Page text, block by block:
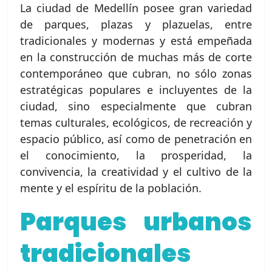
La ciudad de Medellín posee gran variedad
de parques, plazas y plazuelas, entre
tradicionales y modernas y está empeñada
en la construcción de muchas más de corte
contemporáneo que cubran, no sólo zonas
estratégicas populares e incluyentes de la
ciudad, sino especialmente que cubran
temas culturales, ecológicos, de recreación y
espacio público, así como de penetración en
el conocimiento, la prosperidad, la
convivencia, la creatividad y el cultivo de la
mente y el espíritu de la población.
Parques urbanos
tradicionales